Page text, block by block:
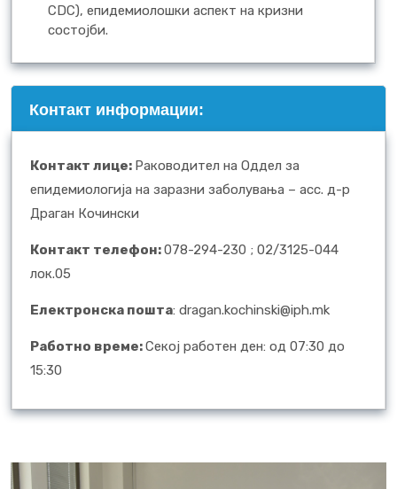
CDC), епидемиолошки аспект на кризни
состојби.
Контакт информации:
Контакт лице: Раководител на Оддел за
епидемиологија на заразни заболувања – асс. д-р
Драган Кочински
Контакт телефон:078-294-230 ; 02/3125-044
лок.05
Електронска пошта: dragan.kochinski@iph.mk
Работно време:Секој работен ден: од 07:30 до
15:30